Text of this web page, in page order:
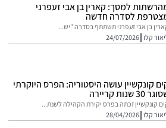
למסך: קארין בן אבי זעפרני
לסדרה חדשה
אבי זעפרני תשתתף בסדרה "יש...
24/07/2026
עושה היסטוריה: הפרס היוקרתי
זכתה בפרס יקירת הקהילה לשנת...
28/04/2026